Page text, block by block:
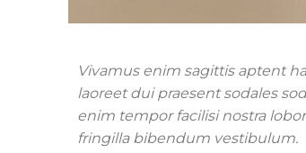
Vivamus enim sagittis aptent
laoreet dui praesent sodales
enim tempor facilisi nostra
fringilla bibendum vestibulum.